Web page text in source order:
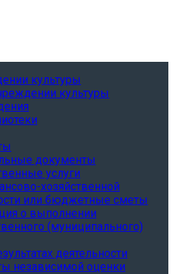
культуры
культуры
документы
услуги
хозяйственной
или бюджетные сметы
о выполнении
(муниципального)
деятельности
независимой оценки